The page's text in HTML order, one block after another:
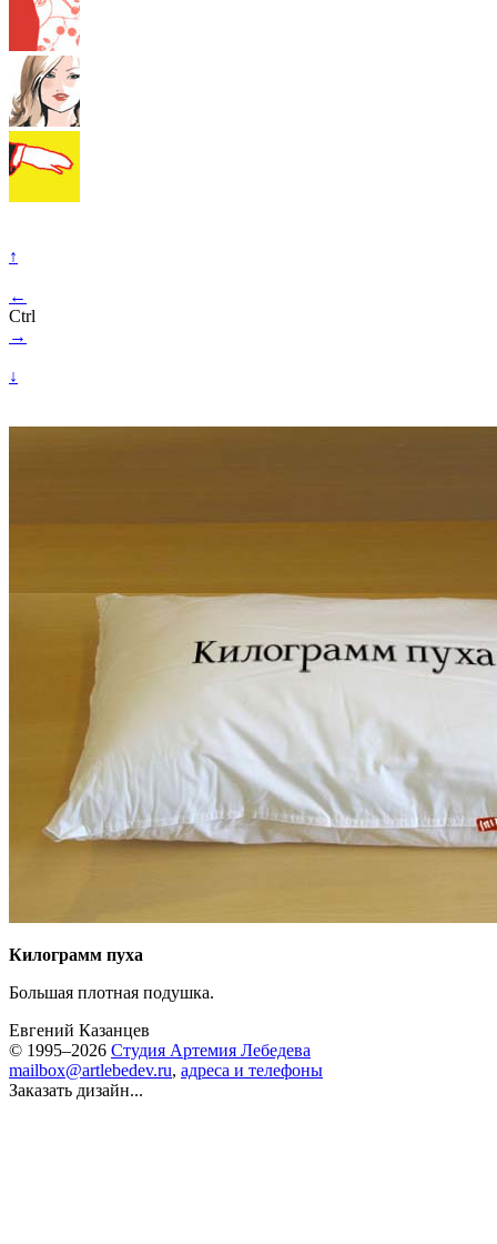
↑
←
Ctrl
→
↓
Килограмм пуха
Большая плотная подушка.
Евгений Казанцев
© 1995–2026 Студия Артемия Лебедева
mailbox@artlebedev.ru, адреса и телефоны
Заказать дизайн...